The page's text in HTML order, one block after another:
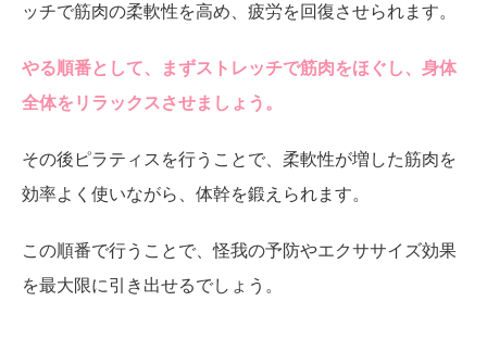
ッチで筋肉の柔軟性を高め、疲労を回復させられます。
やる順番として、まずストレッチで筋肉をほぐし、身体
全体をリラックスさせましょう。
その後ピラティスを行うことで、柔軟性が増した筋肉を
効率よく使いながら、体幹を鍛えられます。
この順番で行うことで、怪我の予防やエクササイズ効果
を最大限に引き出せるでしょう。